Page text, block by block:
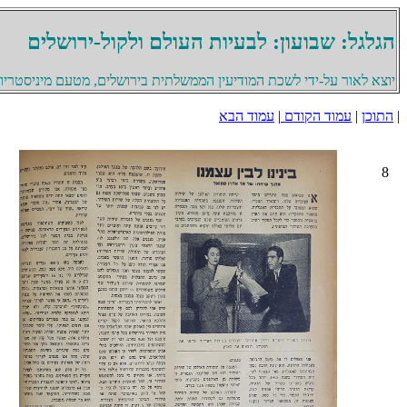
הגלגל: שבועון: לבעיות העולם ולקול-ירושלים
יוצא לאור על-ידי לשכת המודיעין הממשלתית בירושלים, מטעם
| התוכן | עמוד הקודם | עמוד הבא
8